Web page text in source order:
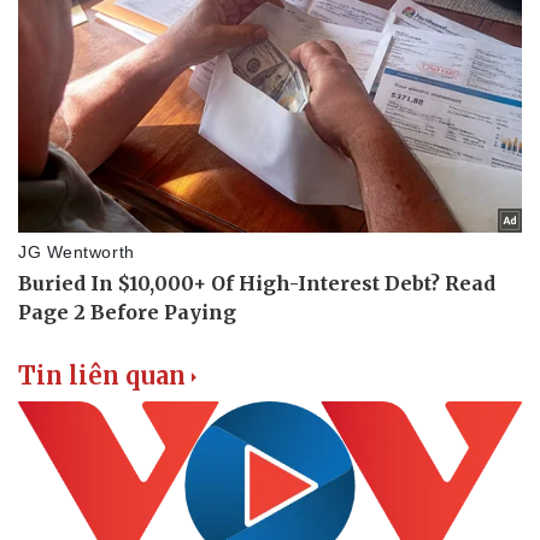
Sức khỏe
Dinh dưỡng - món ngon
Cây thuốc
Sản phụ khoa
Nhi khoa
Nam khoa
Làm đẹp - giảm cân
Phòng mạch online
Ăn sạch sống khỏe
Đời sống
Nhà đẹp
Blog
Tình yêu - Gia đình
Tin liên quan